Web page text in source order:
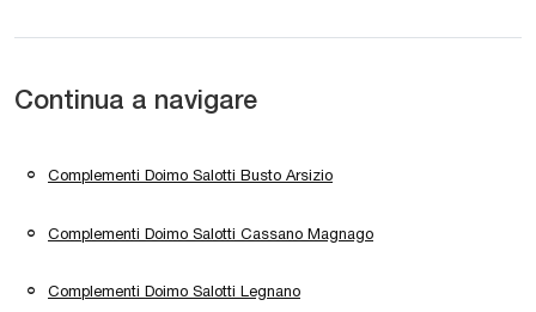
Continua a navigare
Complementi Doimo Salotti Busto Arsizio
Complementi Doimo Salotti Cassano Magnago
Complementi Doimo Salotti Legnano